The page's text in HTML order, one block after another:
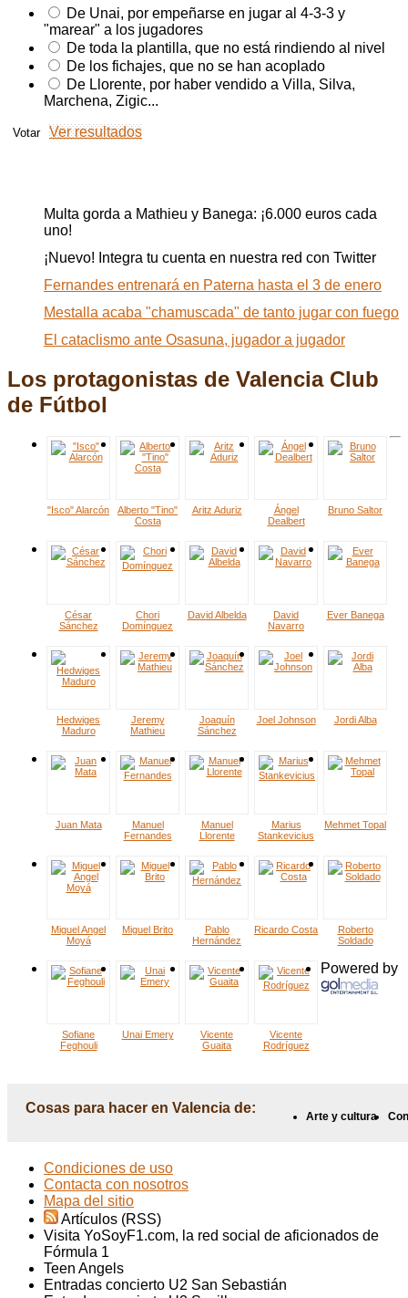
De Unai, por empeñarse en jugar al 4-3-3 y
"marear" a los jugadores
De toda la plantilla, que no está rindiendo al nivel
De los fichajes, que no se han acoplado
De Llorente, por haber vendido a Villa, Silva,
Marchena, Zigic...
Ver resultados
Multa gorda a Mathieu y Banega: ¡6.000 euros cada
uno!
¡Nuevo! Integra tu cuenta en nuestra red con Twitter
Fernandes entrenará en Paterna hasta el 3 de enero
Mestalla acaba "chamuscada" de tanto jugar con fuego
El cataclismo ante Osasuna, jugador a jugador
Los protagonistas de Valencia Club
de Fútbol
"Isco" Alarcón
Alberto "Tino"
Costa
Aritz Aduriz
Ángel
Dealbert
Bruno Saltor
César
Sánchez
Chori
Domínguez
David Albelda
David
Navarro
Ever Banega
Hedwiges
Maduro
Jeremy
Mathieu
Joaquín
Sánchez
Joel Johnson Jordi Alba
Juan Mata
Manuel
Fernandes
Manuel
Llorente
Marius
Stankevicius
Mehmet Topal
Miguel Angel
Moyá
Miguel Brito
Pablo
Hernández
Ricardo Costa
Roberto
Soldado
Sofiane
Feghouli
Unai Emery
Vicente
Guaita
Vicente
Rodríguez
Cosas para hacer en Valencia de:
Arte y cultura
Powered by
Condiciones de uso
Contacta con nosotros
Mapa del sitio
Artículos (RSS)
Visita YoSoyF1.com, la red social de aficionados de
Fórmula 1
Teen Angels
Entradas concierto U2 San Sebastián